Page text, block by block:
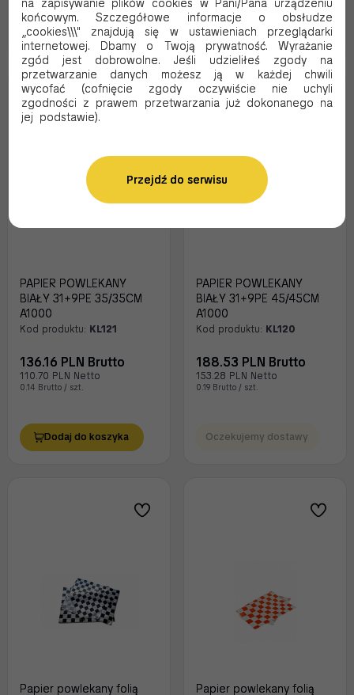
Dodaj do koszyka Dodaj do koszyka
PAPIER POWLEKANY
BIAŁY 31+9PE 35/35CM
A1000
Kod produktu: KL121
136.16 PLN Brutto
110.70 PLN Netto
0.14 Brutto / szt.
Dodaj do koszyka
PAPIER POWLEKANY
BIAŁY 31+9PE 45/45CM
A1000
Kod produktu: KL120
188.53 PLN Brutto
153.28 PLN Netto
0.19 Brutto / szt.
Oczekujemy dostawy
Papier powlekany folią
Papier powlekany folią
na zapisywanie plików cookies w Pani/Pana urządzeniu
końcowym. Szczegółowe informacje o obsłudze
„cookies\\\" znajdują się w ustawieniach przeglądarki
internetowej. Dbamy o Twoją prywatność. Wyrażanie
zgód jest dobrowolne. Jeśli udzieliłeś zgody na
przetwarzanie danych możesz ją w każdej chwili
wycofać (cofnięcie zgody oczywiście nie uchyli
zgodności z prawem przetwarzania już dokonanego na
jej podstawie).
Przejdź do serwisu